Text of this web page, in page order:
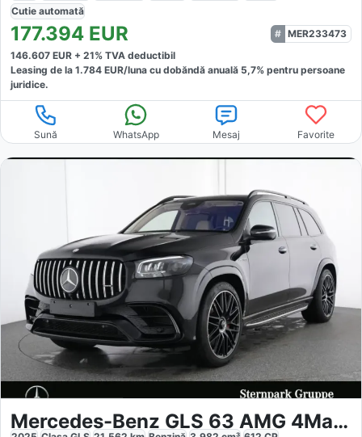
Cutie automată
177.394 EUR
MER233473
146.607 EUR + 21% TVA deductibil
Leasing de la 1.784 EUR/luna cu dobăndă anuală 5,7% pentru persoane
juridice.
Sună WhatsApp Mesaj Favorite
Mercedes-Benz GLS 63 AMG 4Matic Ultimate